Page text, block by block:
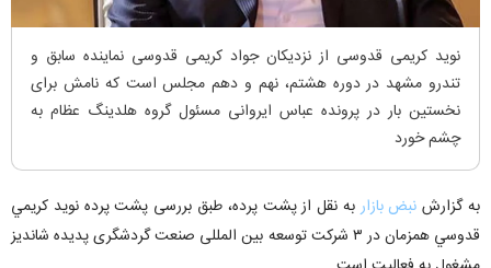
نوید کریمی قدوسی از نزدیکان جواد کریمی قدوسی نماینده سابق و
تندرو مشهد در دوره هشتم، نهم و دهم مجلس است که نامش برای
نخستین بار در پرونده عباس ایروانی مسئول گروه هلدینگ عظام به
چشم خورد
به گزارش نبض بازاربه نقل از پشت پرده، طبق بررسی پشت پرده نويد کريمي
قدوسي همزمان در ۳ شرکت توسعه بین المللی صنعت گردشگری پدیده شاندیز